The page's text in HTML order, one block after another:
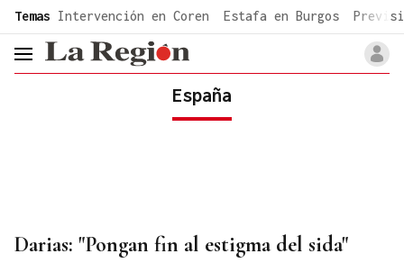
common.go-to-content
Temas Intervención en Coren Estafa en Burgos
header.menu.open
España
Darias: "Pongan fin al estigma del sida"